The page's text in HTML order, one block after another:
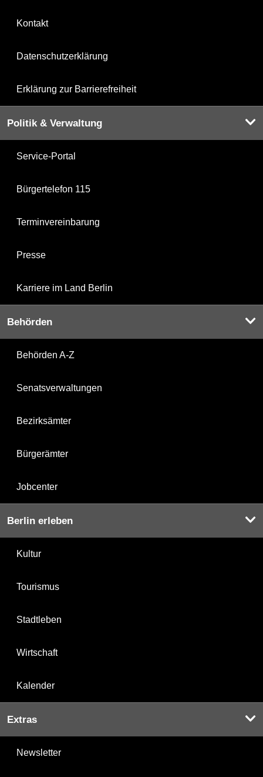
Kontakt
Datenschutzerklärung
Erklärung zur Barrierefreiheit
Politik & Verwaltung
Service-Portal
Bürgertelefon 115
Terminvereinbarung
Presse
Karriere im Land Berlin
Behörden
Behörden A-Z
Senatsverwaltungen
Bezirksämter
Bürgerämter
Jobcenter
Berlin erleben
Kultur
Tourismus
Stadtleben
Wirtschaft
Kalender
Extras
Newsletter